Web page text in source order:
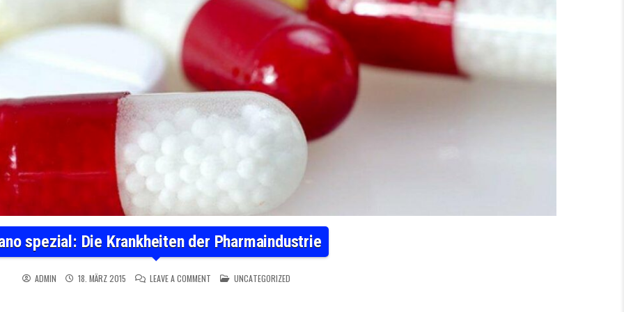
spezial: Die Krankheiten der Pharmaindustrie
ADMIN 18. MÄRZ 2015 LEAVE A COMMENTON NANO SPEZIAL: DIE KRANKHEITEN DER PHARMAINDUSTRIE
POSTED IN
UNCATEGORIZED